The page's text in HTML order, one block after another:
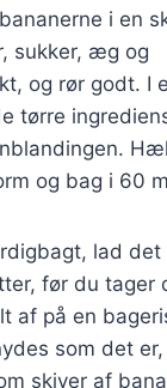
i en
sukker, æg og
og rør godt. I
tørre
og bag i 60
lad det
før du tager
af på en
som det
skiver af